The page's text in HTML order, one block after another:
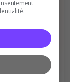
serveur.